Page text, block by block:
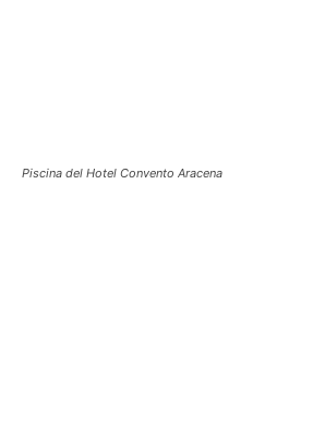
Piscina del Hotel Convento Aracena